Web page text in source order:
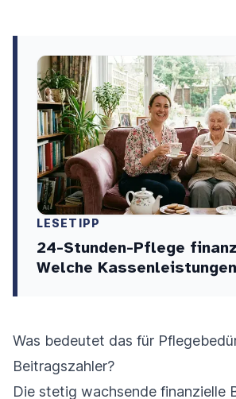
LESETIPP
24-Stunden-Pflege
Welche
Was bedeutet das für
Beitragszahler?
Die stetig wachsende finanzielle